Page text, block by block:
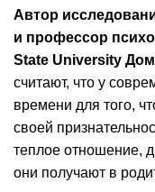
Автор
и профессор
State University
считают, что у
времени для того,
своей
теплое отношение,
они получают в